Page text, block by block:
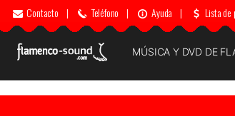
Contacto | Teléfono | Ayuda | Lista de
MÚSICA Y DVD DE